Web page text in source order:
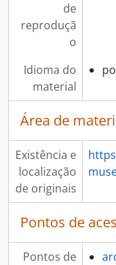
de
reproduçã
o
Idioma do
material
Área de
Existência e
localização
de originais
Pontos de
Pontos de